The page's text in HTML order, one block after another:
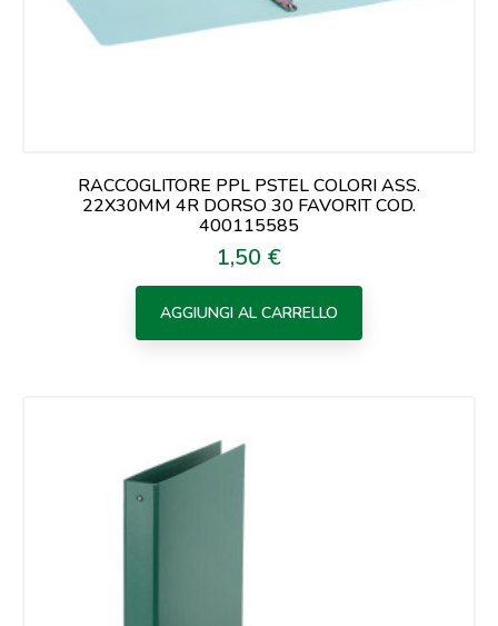
RACCOGLITORE PPL PSTEL COLORI ASS.
22X30MM 4R DORSO 30 FAVORIT COD.
400115585
Prezzo
1,50 €
AGGIUNGI AL CARRELLO